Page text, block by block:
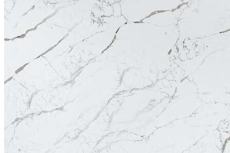
Điện thoại: 0988 527 222
Email: kinhdoanh@hsstone.vn
Mã số thuế: 0110421554
Số nhà NV37, Khu đô thị mới Trung Văn, đường
Nội, Việt Nam
Trụ sở:
Số nhà 59, Dãy 1, Khu tập thể công an